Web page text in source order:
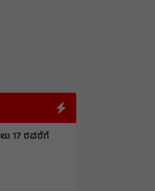
17 ರವರೆಗೆ